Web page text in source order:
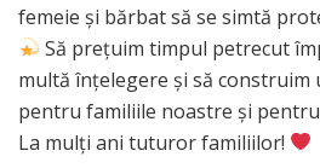
femeie și bărbat să se simtă
Să prețuim timpul petrecut
multă înțelegere și să construim
pentru familiile noastre și
La mulți ani tuturor familiilor!